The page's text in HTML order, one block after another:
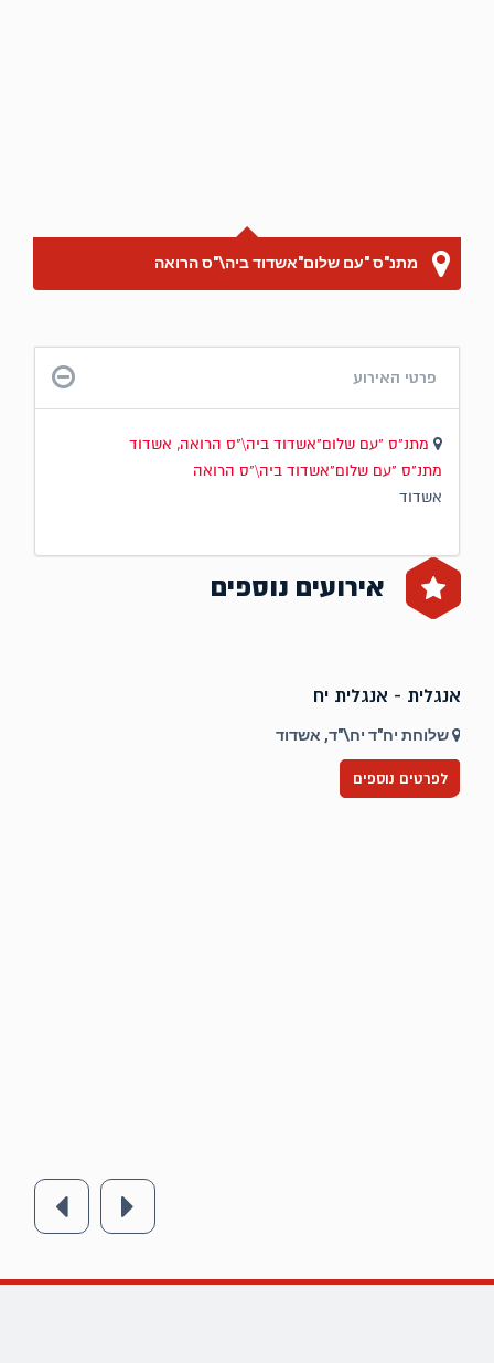
מתנ"ס "עם שלום"אשדוד ביה\"ס הרואה
פרטי האירוע
מתנ"ס "עם שלום"אשדוד ביה\"ס הרואה, אשדוד
מתנ"ס "עם שלום"אשדוד ביה\"ס הרואה
אשדוד
אירועים נוספים
אנגלית - אנגלית יח
שלוחת יח"ד יח\"ד, אשדוד
לפרטים נוספים